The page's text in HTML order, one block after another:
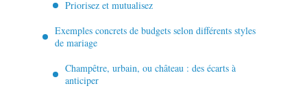
Priorisez et mutualisez
Exemples concrets de budgets selon différents styles
de mariage
Champêtre, urbain, ou château : des écarts à
anticiper